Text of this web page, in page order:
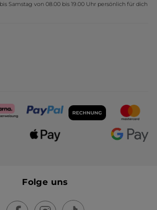
Yves Rocher
Samstag von 08.00 bis 19.00 Uhr persönlich für dich
Folge uns